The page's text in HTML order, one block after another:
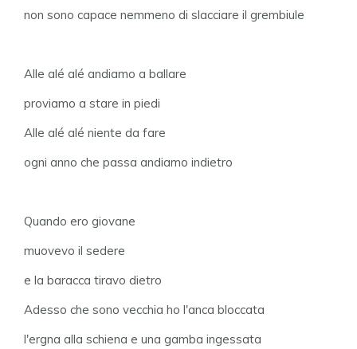
non sono capace nemmeno di slacciare il grembiule
Alle alé alé andiamo a ballare
proviamo a stare in piedi
Alle alé alé niente da fare
ogni anno che passa andiamo indietro
Quando ero giovane
muovevo il sedere
e la baracca tiravo dietro
Adesso che sono vecchia ho l'anca bloccata
l'ergna alla schiena e una gamba ingessata